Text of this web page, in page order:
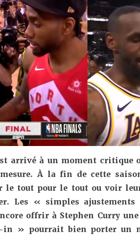
arrivé à un moment critique
À la fin de cette
le tout pour le tout ou voir
Les « simples
offrir à Stephen Curry
» pourrait bien porter un